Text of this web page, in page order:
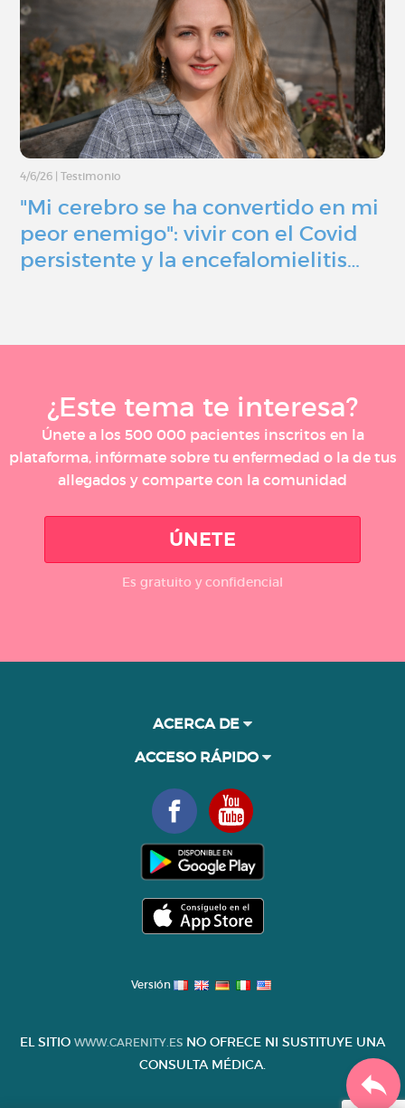
4/6/26 | Testimonio
"Mi cerebro se ha convertido en mi
peor enemigo": vivir con el Covid
persistente y la encefalomielitis…
¿Este tema te interesa?
Únete a los 500 000 pacientes inscritos en la
plataforma, infórmate sobre tu enfermedad o la de tus
allegados y comparte con la comunidad
ÚNETE
Es gratuito y confidencial
ACERCA DE
ACCESO RÁPIDO
Versión
EL SITIO WWW.CARENITY.ES NO OFRECE NI SUSTITUYE UNA
CONSULTA MÉDICA.